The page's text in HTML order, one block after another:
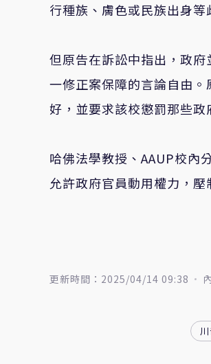
行種族、膚色或民族出身等
但原告在訴訟中指出，政
一修正案保障的言論自由
好，並要求該校懲罰那些政
哈佛法學教授、AAUP校內
允許政府官員動用權力，壓
更新時間：2025/04/14 09:38